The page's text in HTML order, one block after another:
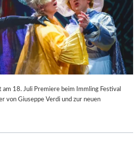
am 18. Juli Premiere beim Immling Festival
von Giuseppe Verdi und zur neuen